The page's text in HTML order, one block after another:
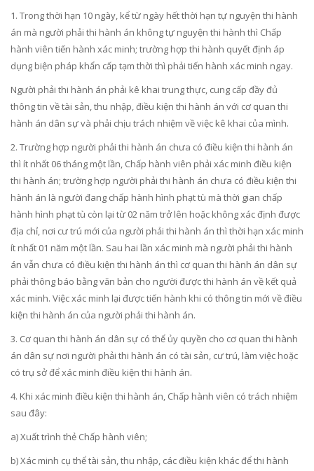
1. Trong thời hạn 10 ngày, kể từ ngày hết thời hạn tự nguyện thi hành
án mà người phải thi hành án không tự nguyện thi hành thì Chấp
hành viên tiến hành xác minh; trường hợp thi hành quyết định áp
dụng biện pháp khẩn cấp tạm thời thì phải tiến hành xác minh ngay.
Người phải thi hành án phải kê khai trung thực, cung cấp đầy đủ
thông tin về tài sản, thu nhập, điều kiện thi hành án với cơ quan thi
hành án dân sự và phải chịu trách nhiệm về việc kê khai của mình.
2. Trường hợp người phải thi hành án chưa có điều kiện thi hành án
thì ít nhất 06 tháng một lần, Chấp hành viên phải xác minh điều kiện
thi hành án; trường hợp người phải thi hành án chưa có điều kiện thi
hành án là người đang chấp hành hình phạt tù mà thời gian chấp
hành hình phạt tù còn lại từ 02 năm trở lên hoặc không xác định được
địa chỉ, nơi cư trú mới của người phải thi hành án thì thời hạn xác minh
ít nhất 01 năm một lần. Sau hai lần xác minh mà người phải thi hành
án vẫn chưa có điều kiện thi hành án thì cơ quan thi hành án dân sự
phải thông báo bằng văn bản cho người được thi hành án về kết quả
xác minh. Việc xác minh lại được tiến hành khi có thông tin mới về điều
kiện thi hành án của người phải thi hành án.
3. Cơ quan thi hành án dân sự có thể ủy quyền cho cơ quan thi hành
án dân sự nơi người phải thi hành án có tài sản, cư trú, làm việc hoặc
có trụ sở để xác minh điều kiện thi hành án.
4. Khi xác minh điều kiện thi hành án, Chấp hành viên có trách nhiệm
sau đây:
a) Xuất trình thẻ Chấp hành viên;
b) Xác minh cụ thể tài sản, thu nhập, các điều kiện khác để thi hành